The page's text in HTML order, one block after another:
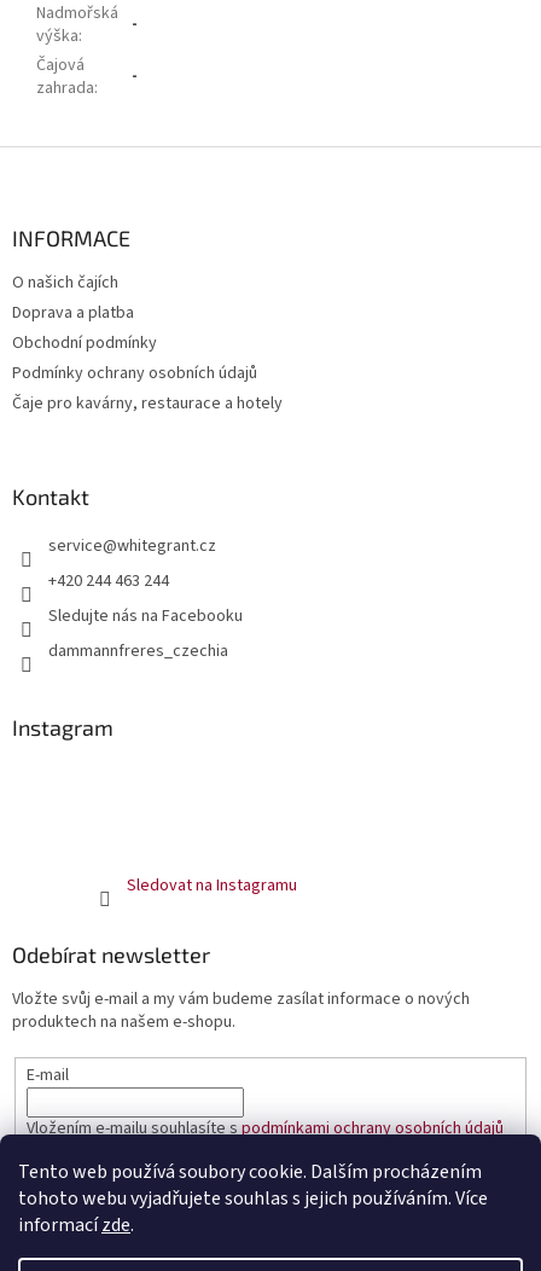
Tento web používá soubory cookie. Dalším procházením
tohoto webu vyjadřujete souhlas s jejich používáním. Více
informacízde.
Nadmořská
výška:
-
Čajová
zahrada: -
INFORMACE
O našich čajích
Doprava a platba
Obchodní podmínky
Podmínky ochrany osobních údajů
Čaje pro kavárny, restaurace a hotely
Kontakt
service@whitegrant.cz
+420 244 463 244
Sledujte nás na Facebooku
dammannfreres_czechia
Instagram
Sledovat na Instagramu
Odebírat newsletter
Vložte svůj e-mail a my vám budeme zasílat informace o nových
produktech na našem e-shopu.
E-mail
Vložením e-mailu souhlasíte spodmínkami ochrany osobních údajů
PŘIHLÁSIT SE